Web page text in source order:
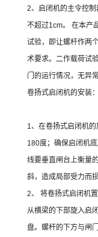
2、启闭机的主令控
不超过1cm。 在本产
试验，即让螺杆作两
术要求。二作载荷试
门的运行情况，无异
卷扬式启闭机的安装：
1、在卷扬式启闭机
180度；确保启闭机
线要垂直闸台上衡量
斜，造成局部受力而损
2、 将卷扬式启闭机
从横梁的下部旋入启
盘。螺杆的下方与闸门